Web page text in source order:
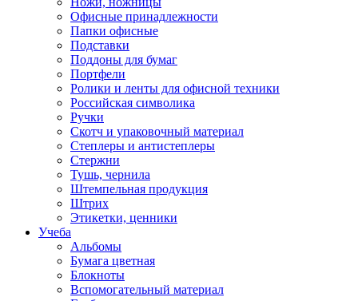
Офисные принадлежности
Папки офисные
Подставки
Поддоны для бумаг
Портфели
Ролики и ленты для офисной техники
Российская символика
Ручки
Скотч и упаковочный материал
Степлеры и антистеплеры
Стержни
Тушь, чернила
Штемпельная продукция
Штрих
Этикетки, ценники
Учеба
Альбомы
Бумага цветная
Блокноты
Вспомогательный материал